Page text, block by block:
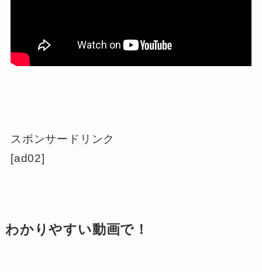
スポンサードリンク
[ad02]
わかりやすい動画で！